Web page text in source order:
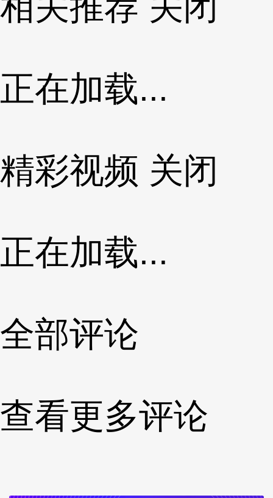
正在加载...
精彩视频 关闭
正在加载...
全部评论
查看更多评论